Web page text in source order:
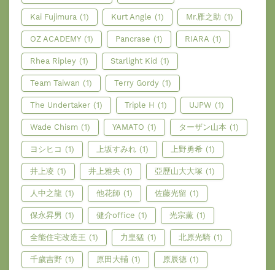
Kai Fujimura (1) Kurt Angle (1) Mr.雁之助 (1)
OZ ACADEMY (1) Pancrase (1) RIARA (1)
Rhea Ripley (1) Starlight Kid (1)
Team Taiwan (1) Terry Gordy (1)
The Undertaker (1) Triple H (1) UJPW (1)
Wade Chism (1) YAMATO (1) ターザン山本 (1)
ヨシヒコ (1) 上坂すみれ (1) 上野勇希 (1)
井上凌 (1) 井上雅央 (1) 亞歷山大大塚 (1)
人中之龍 (1) 他花師 (1) 佐藤光留 (1)
保永昇男 (1) 健介office (1) 光宗薫 (1)
全能住宅改造王 (1) 力皇猛 (1) 北原光騎 (1)
千歲吉野 (1) 原田大輔 (1) 原辰德 (1)